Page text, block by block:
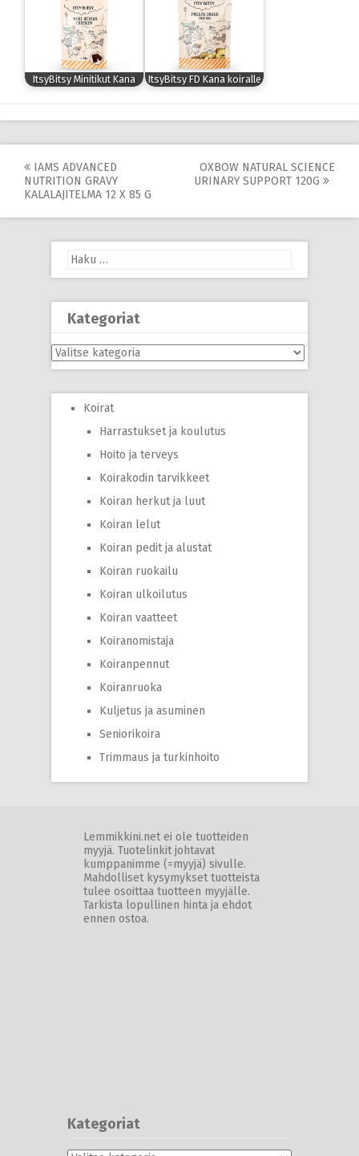
ItsyBitsy Minitikut Kana ItsyBitsy FD Kana koiralle
Post
navigation
IAMS ADVANCED
NUTRITION GRAVY
KALALAJITELMA 12 X 85 G
OXBOW NATURAL SCIENCE
URINARY SUPPORT 120G
Haku:
Kategoriat
Kategoriat
Koirat
Harrastukset ja koulutus
Hoito ja terveys
Koirakodin tarvikkeet
Koiran herkut ja luut
Koiran lelut
Koiran pedit ja alustat
Koiran ruokailu
Koiran ulkoilutus
Koiran vaatteet
Koiranomistaja
Koiranpennut
Koiranruoka
Kuljetus ja asuminen
Seniorikoira
Trimmaus ja turkinhoito
Lemmikkini.net ei ole tuotteiden
myyjä. Tuotelinkit johtavat
kumppanimme (=myyjä) sivulle.
Mahdolliset kysymykset tuotteista
tulee osoittaa tuotteen myyjälle.
Tarkista lopullinen hinta ja ehdot
ennen ostoa.
Kategoriat